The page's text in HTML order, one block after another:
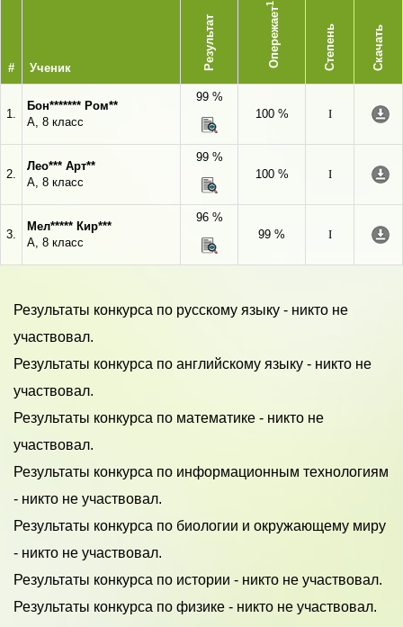
# Ученик Результат Опережает
1
Степень Скачать
1.
Бон******* Ром**
А, 8 класс
99 %
100 %
I
2.
Лео*** Арт**
А, 8 класс
99 %
100 %
I
3.
Мел***** Кир***
А, 8 класс
96 %
99 %
I
Результаты конкурса по русскому языку - никто не
участвовал.
Результаты конкурса по английскому языку - никто не
участвовал.
Результаты конкурса по математике - никто не
участвовал.
Результаты конкурса по информационным технологиям
- никто не участвовал.
Результаты конкурса по биологии и окружающему миру
- никто не участвовал.
Результаты конкурса по истории - никто не участвовал.
Результаты конкурса по физике - никто не участвовал.